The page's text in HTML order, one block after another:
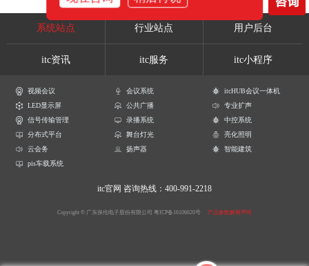
系统站点 行业站点 用户后台
itc资讯 itc服务 itc小程序
视频会议 会议系统
itcHUB会议一体机
LED显示屏
公共广播
专业扩声
信号传输管理
录播系统
中控系统
分布式平台
舞台灯光
亮化照明
云会务
扬声器
智能建筑
pis车载系统
itc官网 咨询热线：400-991-2218
Copyright © 广东保伦电子股份有限公司 粤ICP备16106620号 产品参数解释声明